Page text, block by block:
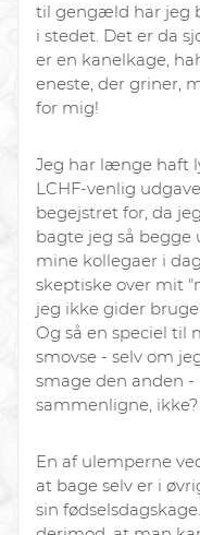
til gengæld har jeg
i stedet. Det er da
er en kanelkage,
eneste, der griner,
for mig!
Jeg har længe haft
LCHF-venlig
begejstret for, da
bagte jeg så begge
mine kollegaer i
skeptiske over mit
jeg ikke gider
Og så en speciel til
smovse - selv om
smage den anden
sammenligne, ikke?
En af ulemperne
at bage selv er i
sin